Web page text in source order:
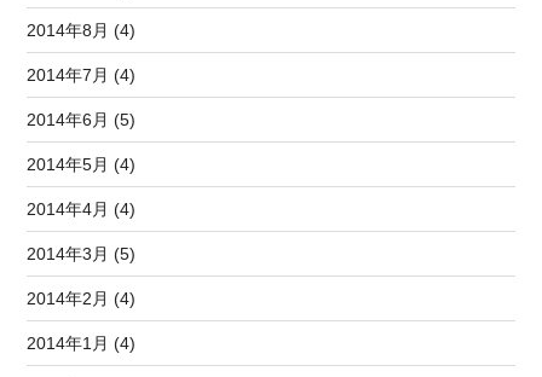
2014年8月 (4)
2014年7月 (4)
2014年6月 (5)
2014年5月 (4)
2014年4月 (4)
2014年3月 (5)
2014年2月 (4)
2014年1月 (4)